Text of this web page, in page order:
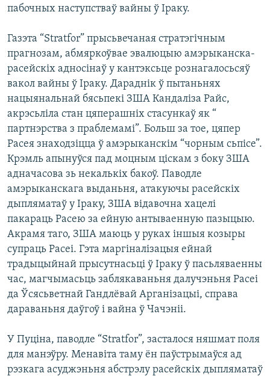
пабочных наступстваў вайны ў Іраку.
Газэта “Stratfor” прысьвечаная стратэгічным
прагнозам, абмяркоўвае эвалюцыю амэрыканска-
расейскіх адносінаў у кантэксьце рознагалосьсяў
вакол вайны ў Іраку. Дараднік ў пытаньнях
нацыянальнай бясьпекі ЗША Кандаліза Райс,
акрэсьліла стан цяперашніх стасункаў як “
партнэрства з праблемамі”. Больш за тое, цяпер
Расея знаходзіцца ў амэрыканскім “чорным сьпісе”.
Крэмль апынуўся пад моцным ціскам з боку ЗША
адначасова зь некалькіх бакоў. Паводле
амэрыканскага выданьня, атакуючы расейскіх
дыпляматаў у Іраку, ЗША відавочна хацелі
пакараць Расею за ейную антываенную пазыцыю.
Акрамя таго, ЗША маюць у руках іншыя козыры
супраць Расеі. Гэта маргіналізацыя ейнай
традыцыйнай прысутнасьці ў Іраку ў пасьляваенны
час, магчымасьць заблякаваньня далучэньня Расеі
да Ўсясьветнай Гандлёвай Арганізацыі, справа
дараваньня даўгоў і вайна ў Чачэніі.
У Пуціна, паводле “Stratfor”, засталося няшмат поля
для манэўру. Менавіта таму ён паўстрымаўся ад
рэзкага асуджэньня абстрэлу расейскіх дыпляматаў